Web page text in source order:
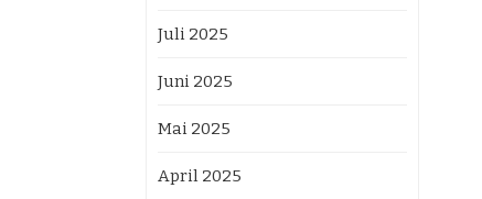
Juli 2025
Juni 2025
Mai 2025
April 2025